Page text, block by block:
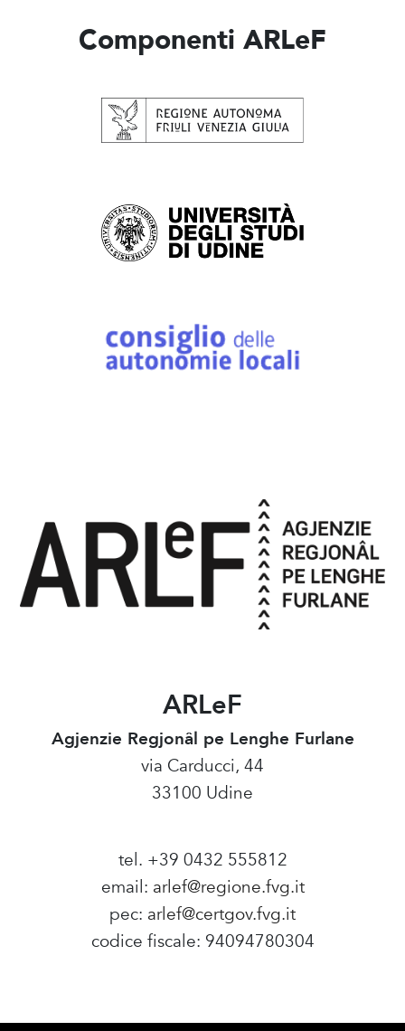
Componenti ARLeF
ARLeF
Agjenzie Regjonâl pe Lenghe Furlane
via Carducci, 44
33100 Udine
tel. +39 0432 555812
email: arlef@regione.fvg.it
pec: arlef@certgov.fvg.it
codice fiscale: 94094780304